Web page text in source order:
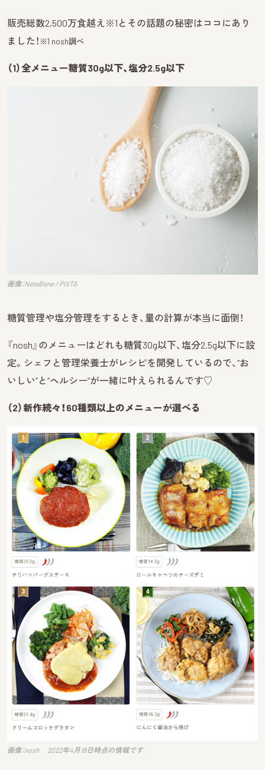
販売総数2,500万食越え ※1 とその話題の秘密はココにあり
ました！ ※1 nosh調べ
（1）全メニュー糖質30g以下、塩分2.5g以下
画像：NataBene / PIXTA
糖質管理や塩分管理をするとき、量の計算が本当に面倒！
『nosh』のメニューはどれも糖質30g以下、塩分2.5g以下に設
定。シェフと管理栄養士がレシピを開発しているので、“お
いしい”と“ヘルシー”が一緒に叶えられるんです♡
（2）新作続々！60種類以上のメニューが選べる
画像：nosh 2022年4月18日時点の情報です